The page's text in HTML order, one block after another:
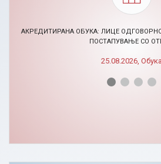
АКРЕДИТИРАНА ОБУКА: ЛИЦЕ
ПОСТАПУВАЊЕ СО
25.08.2026, Обука